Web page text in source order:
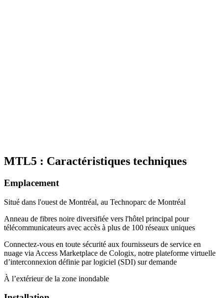
MTL5 : Caractéristiques techniques
Emplacement
Situé dans l'ouest de Montréal, au Technoparc de Montréal
Anneau de fibres noire diversifiée vers l'hôtel principal pour
télécommunicateurs avec accès à plus de 100 réseaux uniques
Connectez-vous en toute sécurité aux fournisseurs de service en
nuage via Access Marketplace de Cologix, notre plateforme virtuelle
d’interconnexion définie par logiciel (SDI) sur demande
À l’extérieur de la zone inondable